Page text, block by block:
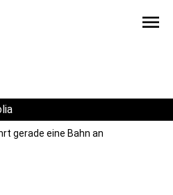
menu
gerade eine Bahn an